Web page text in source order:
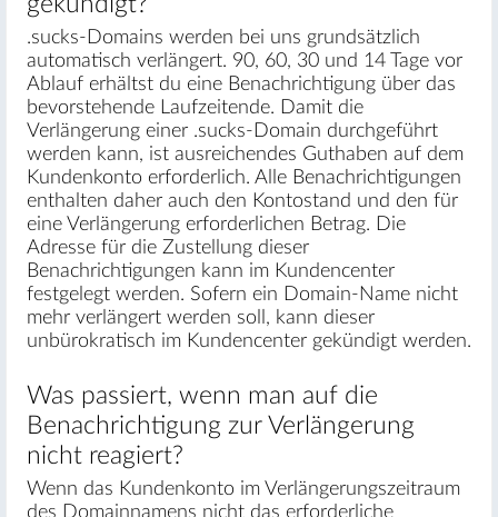
.sucks-Domains werden bei uns grundsätzlich
automatisch verlängert. 90, 60, 30 und 14 Tage vor
Ablauf erhältst du eine Benachrichtigung über das
bevorstehende Laufzeitende. Damit die
Verlängerung einer .sucks-Domain durchgeführt
werden kann, ist ausreichendes Guthaben auf dem
Kundenkonto erforderlich. Alle Benachrichtigungen
enthalten daher auch den Kontostand und den für
eine Verlängerung erforderlichen Betrag. Die
Adresse für die Zustellung dieser
Benachrichtigungen kann im Kundencenter
festgelegt werden. Sofern ein Domain-Name nicht
mehr verlängert werden soll, kann dieser
unbürokratisch im Kundencenter gekündigt werden.
Was passiert, wenn man auf die
Benachrichtigung zur Verlängerung
nicht reagiert?
Wenn das Kundenkonto im Verlängerungszeitraum
des Domainnamens nicht das erforderliche